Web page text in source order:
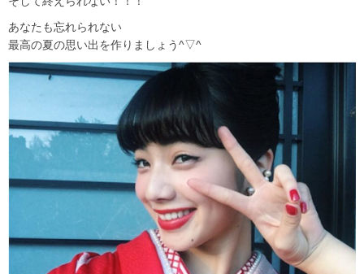
あなたも忘れられない
最高の夏の思い出を作りましょう^▽^